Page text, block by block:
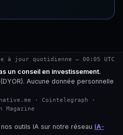
à jour quotidienne — 00:05 UTC
un conseil en investissement.
Aucune donnée personnelle
· Cointelegraph ·
Magazine
outils IA sur notre réseau IA-